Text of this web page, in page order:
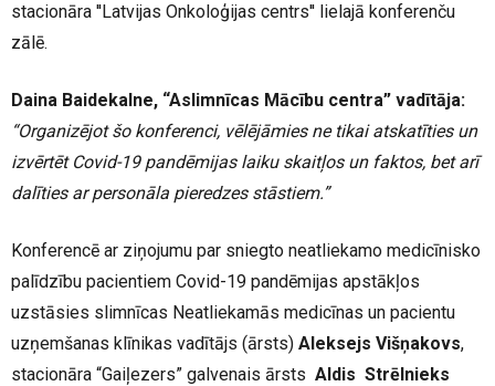
stacionāra ''Latvijas Onkoloģijas centrs'' lielajā konferenču
zālē.
Daina Baidekalne, “Aslimnīcas Mācību centra” vadītāja:
“Organizējot šo konferenci, vēlējāmies ne tikai atskatīties un
izvērtēt Covid-19 pandēmijas laiku skaitļos un faktos, bet arī
dalīties ar personāla pieredzes stāstiem.”
Konferencē ar ziņojumu par sniegto neatliekamo medicīnisko
palīdzību pacientiem Covid-19 pandēmijas apstākļos
uzstāsies slimnīcas Neatliekamās medicīnas un pacientu
uzņemšanas klīnikas vadītājs (ārsts) Aleksejs Višņakovs,
stacionāra “Gaiļezers” galvenais ārsts Aldis Strēlnieks